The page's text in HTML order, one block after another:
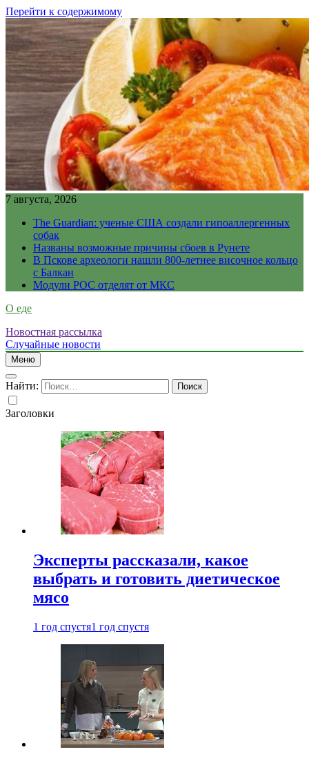
Перейти к содержимому
7 августа, 2026
The Guardian: ученые США создали гипоаллергенных
собак
Названы возможные причины сбоев в Рунете
В Пскове археологи нашли 800-летнее височное кольцо
с Балкан
Модули РОС отделят от МКС
О еде
Новостная рассылка
Случайные новости
Меню
Найти:
Заголовки
Эксперты рассказали, какое
выбрать и готовить диетическое
мясо
1 год спустя1 год спустя